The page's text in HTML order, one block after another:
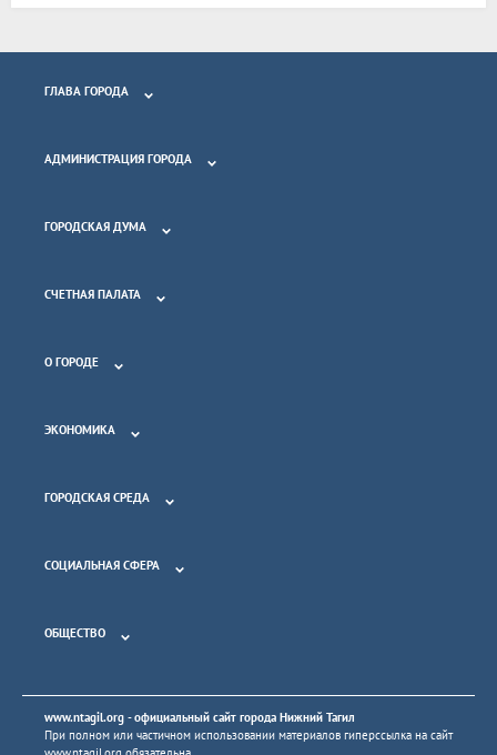
ГЛАВА ГОРОДА
АДМИНИСТРАЦИЯ ГОРОДА
ГОРОДСКАЯ ДУМА
СЧЕТНАЯ ПАЛАТА
О ГОРОДЕ
ЭКОНОМИКА
ГОРОДСКАЯ СРЕДА
СОЦИАЛЬНАЯ СФЕРА
ОБЩЕСТВО
www.ntagil.org - официальный сайт города Нижний Тагил
При полном или частичном использовании материалов гиперссылка на сайт